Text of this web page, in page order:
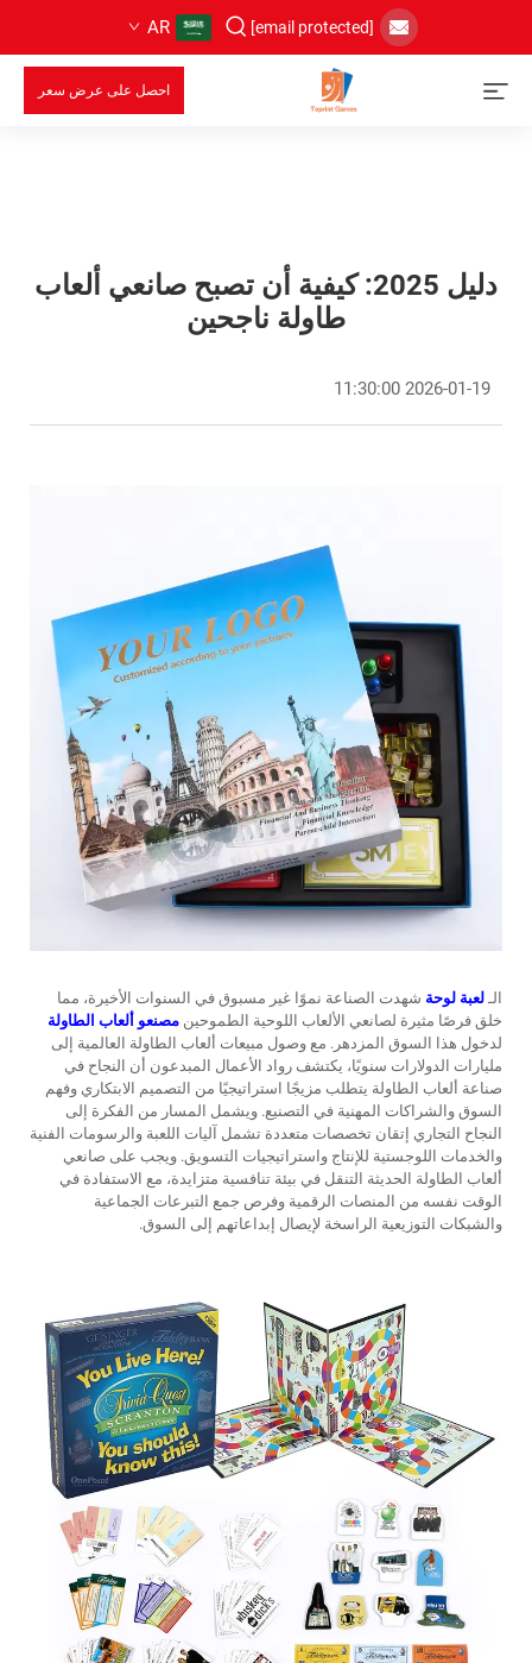
[email protected]
AR
احصل على عرض سعر
دليل 2025: كيفية أن تصبح صانعي ألعاب
طاولة ناجحين
2026-01-19 11:30:00
الـ لعبة لوحة شهدت الصناعة نموًا غير مسبوق في السنوات الأخيرة، مما
خلق فرصًا مثيرة لصانعي الألعاب اللوحية الطموحين مصنعو ألعاب الطاولة
لدخول هذا السوق المزدهر. مع وصول مبيعات ألعاب الطاولة العالمية إلى
مليارات الدولارات سنويًا، يكتشف رواد الأعمال المبدعون أن النجاح في
صناعة ألعاب الطاولة يتطلب مزيجًا استراتيجيًا من التصميم الابتكاري وفهم
السوق والشراكات المهنية في التصنيع. ويشمل المسار من الفكرة إلى
النجاح التجاري إتقان تخصصات متعددة تشمل آليات اللعبة والرسومات الفنية
والخدمات اللوجستية للإنتاج واستراتيجيات التسويق. ويجب على صانعي
ألعاب الطاولة الحديثة التنقل في بيئة تنافسية متزايدة، مع الاستفادة في
الوقت نفسه من المنصات الرقمية وفرص جمع التبرعات الجماعية
والشبكات التوزيعية الراسخة لإيصال إبداعاتهم إلى السوق.